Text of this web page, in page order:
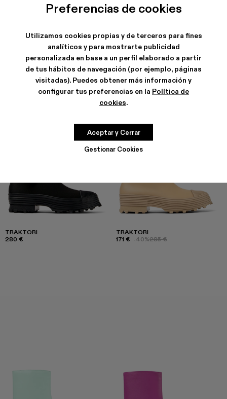
Preferencias de cookies
Utilizamos cookies propias y de terceros para fines
analíticos y para mostrarte publicidad
personalizada en base a un perfil elaborado a partir
de tus hábitos de navegación (por ejemplo, páginas
visitadas). Puedes obtener más información y
configurar tus preferencias en la Política de
cookies.
Gestionar Cookies
Aceptar y Cerrar
230 €
168 €
-40% 280 €
TRAKTORI
280 €
TRAKTORI
171 € -40%285 €